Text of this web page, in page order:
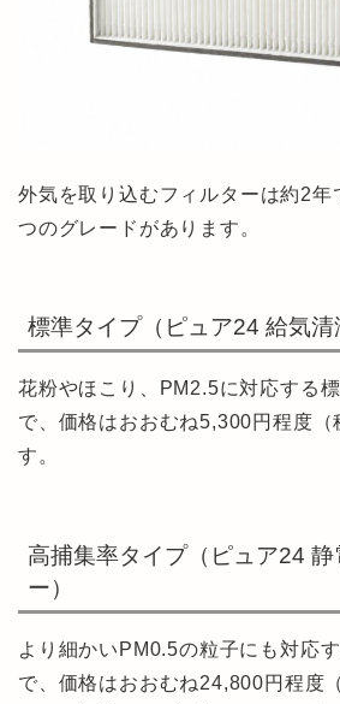
外気を取り込むフィルターは約2年
つのグレードがあります。
標準タイプ（ピュア24 給気清
花粉やほこり、PM2.5に対応する
で、価格はおおむね5,300円程度（
す。
高捕集率タイプ（ピュア24 静
ー）
より細かいPM0.5の粒子にも対応
で、価格はおおむね24,800円程度